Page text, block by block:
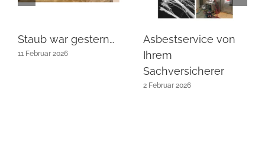
Staub war gestern…
11 Februar 2026
Asbestservice von
Ihrem
Sachversicherer
2 Februar 2026